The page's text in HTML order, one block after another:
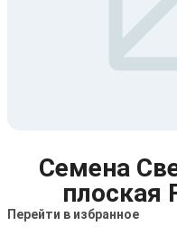
Семена
плоская
Перейти в избранное